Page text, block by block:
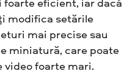
modifica setările
mai precise sau
miniatură, care poate
foarte mari.